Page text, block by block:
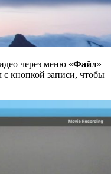
через меню «Файл»
кнопкой записи, чтобы